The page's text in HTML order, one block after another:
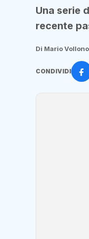
Una serie
recente
Di Mario Vollono
CONDIVIDI